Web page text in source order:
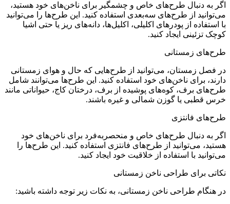
به دنبال طرح‌های خاص و چشمگیر برای ناخن‌های خود هستید،
از طرح‌های سه‌بعدی استفاده کنید. این طرح‌ها را می‌توانید
استفاده از پودرهای اکلیلی، اکلیل‌ها، دانه‌های ریز یا حتی اشیا
تزئینی ایجاد کنید.
زمستانی
فصل زمستان، می‌توانید از طرح‌هایی که حال و هوای زمستانی
برای ناخن‌های خود استفاده کنید. این طرح‌ها می‌توانند شامل
برف، کوه‌های پوشیده از برف، درختان کاج، حیواناتی مانند
قطبی یا گوزن شمالی و غیره باشند.
فانتزی
به دنبال طرح‌های خاص و منحصربه‌فرد برای ناخن‌های خود
می‌توانید از طرح‌های فانتزی استفاده کنید. این طرح‌ها را
با استفاده از خلاقیت خود ایجاد کنید.
برای طراحی ناخن زمستانی
هنگام طراحی ناخن زمستانی، به نکات زیر توجه داشته باشید: